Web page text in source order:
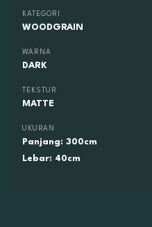
KATEGORI
WOODGRAIN
WARNA
DARK
TEKSTUR
MATTE
UKURAN
Panjang: 300cm
Lebar: 40cm